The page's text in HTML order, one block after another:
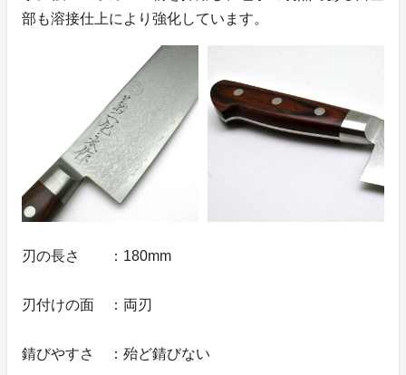
部も溶接仕上により強化しています。
刃の長さ ：180mm
刃付けの面 ：両刃
錆びやすさ ：殆ど錆びない